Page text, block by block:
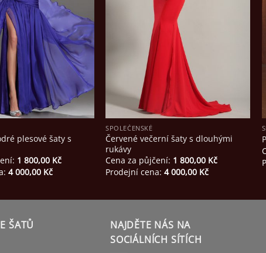
plesové šaty s
1 800,00 Kč
4 000,00 Kč
SPOLEČENSKÉ
Červené večerní šaty s dlouhými
rukávy
Cena za půjčení: 1 800,00 Kč
Prodejní cena:4 000,00 Kč
ŠATŮ
NAJDĚTE NÁS NA
SOCIÁLNÍCH SÍTÍCH